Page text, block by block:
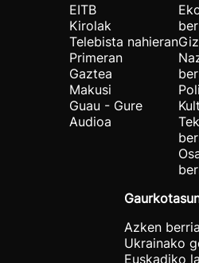
EITB
Kirolak
Telebista nahieran
Primeran
Gaztea
Makusi
Guau - Gure
Audioa
Azken
Ukrainako
Euskadiko